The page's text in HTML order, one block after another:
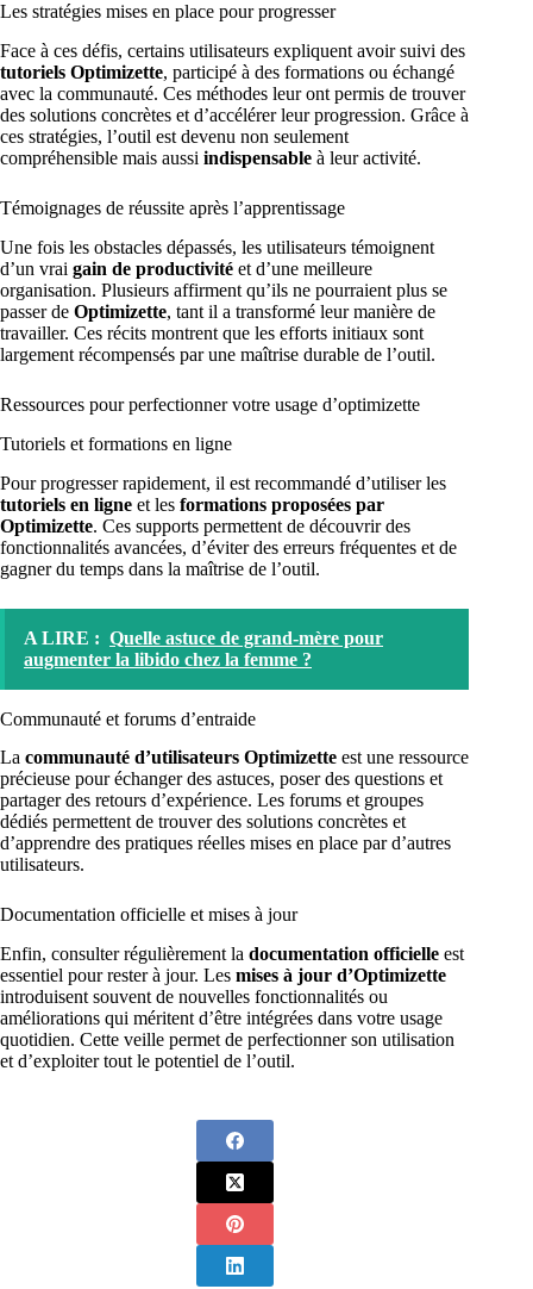
Les stratégies mises en place pour progresser
Face à ces défis, certains utilisateurs expliquent avoir suivi des
tutoriels Optimizette, participé à des formations ou échangé
avec la communauté. Ces méthodes leur ont permis de trouver
des solutions concrètes et d’accélérer leur progression. Grâce à
ces stratégies, l’outil est devenu non seulement
compréhensible mais aussi indispensable à leur activité.
Témoignages de réussite après l’apprentissage
Une fois les obstacles dépassés, les utilisateurs témoignent
d’un vrai gain de productivité et d’une meilleure
organisation. Plusieurs affirment qu’ils ne pourraient plus se
passer de Optimizette, tant il a transformé leur manière de
travailler. Ces récits montrent que les efforts initiaux sont
largement récompensés par une maîtrise durable de l’outil.
Ressources pour perfectionner votre usage d’optimizette
Tutoriels et formations en ligne
Pour progresser rapidement, il est recommandé d’utiliser les
tutoriels en ligne et les formations proposées par
Optimizette. Ces supports permettent de découvrir des
fonctionnalités avancées, d’éviter des erreurs fréquentes et de
gagner du temps dans la maîtrise de l’outil.
A LIRE : Quelle astuce de grand-mère pour
augmenter la libido chez la femme ?
Communauté et forums d’entraide
La communauté d’utilisateurs Optimizette est une ressource
précieuse pour échanger des astuces, poser des questions et
partager des retours d’expérience. Les forums et groupes
dédiés permettent de trouver des solutions concrètes et
d’apprendre des pratiques réelles mises en place par d’autres
utilisateurs.
Documentation officielle et mises à jour
Enfin, consulter régulièrement la documentation officielle est
essentiel pour rester à jour. Les mises à jour d’Optimizette
introduisent souvent de nouvelles fonctionnalités ou
améliorations qui méritent d’être intégrées dans votre usage
quotidien. Cette veille permet de perfectionner son utilisation
et d’exploiter tout le potentiel de l’outil.